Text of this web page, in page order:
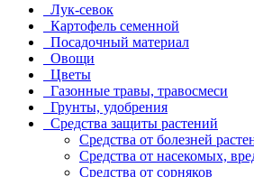
Лук-севок
Картофель семенной
Посадочный материал
Овощи
Цветы
Газонные травы, травосмеси
Грунты, удобрения
Средства защиты растений
Средства от болезней
Средства от насекомых,
Средства от сорняков